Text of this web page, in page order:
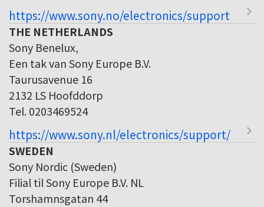
https://www.sony.no/electronics/support
THE NETHERLANDS
Sony Benelux,
Een tak van Sony Europe B.V.
Taurusavenue 16
2132 LS Hoofddorp
Tel. 0203469524
https://www.sony.nl/electronics/support/
SWEDEN
Sony Nordic (Sweden)
Filial til Sony Europe B.V. NL
Torshamnsgatan 44